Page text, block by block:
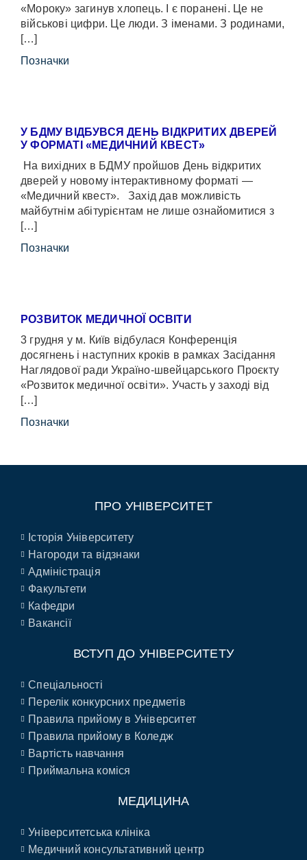
«Мороку» загинув хлопець. І є поранені. Це не
військові цифри. Це люди. З іменами. З родинами,
[…]
Позначки
У БДМУ ВІДБУВСЯ ДЕНЬ ВІДКРИТИХ ДВЕРЕЙ
У ФОРМАТІ «МЕДИЧНИЙ КВЕСТ»
На вихідних в БДМУ пройшов День відкритих
дверей у новому інтерактивному форматі —
«Медичний квест». Захід дав можливість
майбутнім абітурієнтам не лише ознайомитися з
[…]
Позначки
РОЗВИТОК МЕДИЧНОЇ ОСВІТИ
3 грудня у м. Київ відбулася Конференція
досягнень і наступних кроків в рамках Засідання
Наглядової ради Україно-швейцарського Проєкту
«Розвиток медичної освіти». Участь у заході від
[…]
Позначки
ПРО УНІВЕРСИТЕТ
Історія Університету
Нагороди та відзнаки
Адміністрація
Факультети
Кафедри
Вакансії
ВСТУП ДО УНІВЕРСИТЕТУ
Спеціальності
Перелік конкурсних предметів
Правила прийому в Університет
Правила прийому в Коледж
Вартість навчання
Приймальна коміся
МЕДИЦИНА
Університетська клініка
Медичний консультативний центр